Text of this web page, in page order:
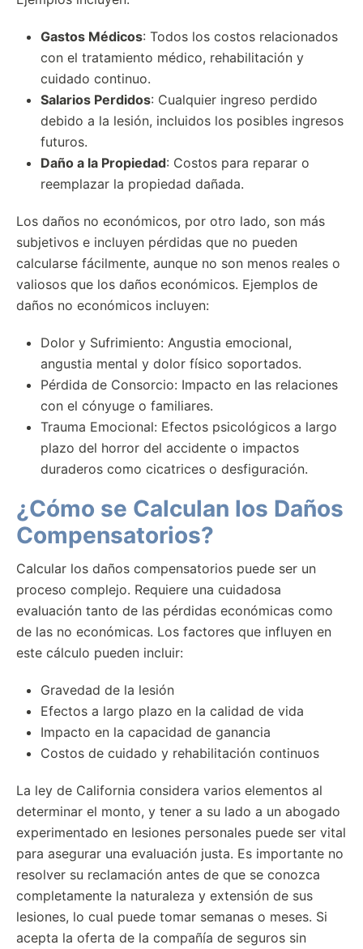
Gastos Médicos: Todos los costos relacionados
con el tratamiento médico, rehabilitación y
cuidado continuo.
Salarios Perdidos: Cualquier ingreso perdido
debido a la lesión, incluidos los posibles ingresos
futuros.
Daño a la Propiedad: Costos para reparar o
reemplazar la propiedad dañada.
Los daños no económicos, por otro lado, son más
subjetivos e incluyen pérdidas que no pueden
calcularse fácilmente, aunque no son menos reales o
valiosos que los daños económicos. Ejemplos de
daños no económicos incluyen:
Dolor y Sufrimiento: Angustia emocional,
angustia mental y dolor físico soportados.
Pérdida de Consorcio: Impacto en las relaciones
con el cónyuge o familiares.
Trauma Emocional: Efectos psicológicos a largo
plazo del horror del accidente o impactos
duraderos como cicatrices o desfiguración.
¿Cómo se Calculan los Daños
Compensatorios?
Calcular los daños compensatorios puede ser un
proceso complejo. Requiere una cuidadosa
evaluación tanto de las pérdidas económicas como
de las no económicas. Los factores que influyen en
este cálculo pueden incluir:
Gravedad de la lesión
Efectos a largo plazo en la calidad de vida
Impacto en la capacidad de ganancia
Costos de cuidado y rehabilitación continuos
La ley de California considera varios elementos al
determinar el monto, y tener a su lado a un abogado
experimentado en lesiones personales puede ser vital
para asegurar una evaluación justa. Es importante no
resolver su reclamación antes de que se conozca
completamente la naturaleza y extensión de sus
lesiones, lo cual puede tomar semanas o meses. Si
acepta la oferta de la compañía de seguros sin